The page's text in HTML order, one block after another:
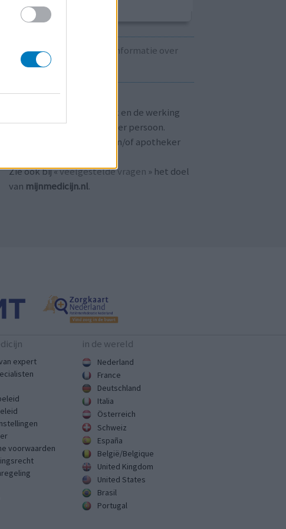
Kijk hier voor informatie over
LET OP!
Ervaringen zijn persoonlijk en de werking
van medicijnen verschilt per persoon.
Raadpleeg altijd uw arts en/of apotheker
Zie ook bij «veelgestelde vragen » het doel
van mijnmedicijn.nl.
expert
voorwaarden
in de wereld
Nederland
France
Deutschland
Italia
Österreich
Schweiz
España
België/Belgique
United Kingdom
United States
Brasil
Portugal